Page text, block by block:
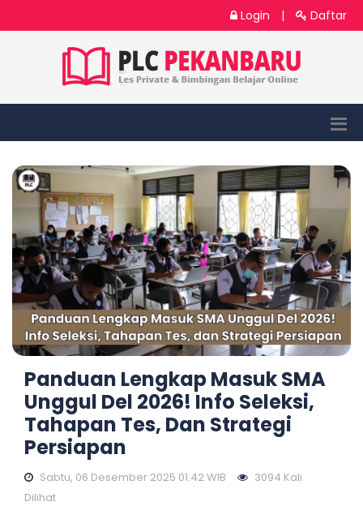
Login | Daftar
Panduan Lengkap Masuk SMA
Unggul Del 2026! Info Seleksi,
Tahapan Tes, Dan Strategi
Persiapan
Sabtu, 06 Desember 2025 01:42 WIB
3094 Kali
Dilihat